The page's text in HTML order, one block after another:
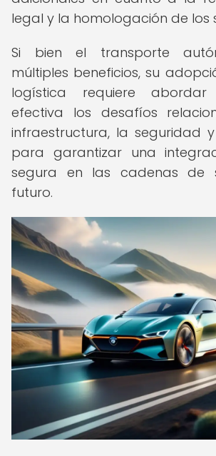
legal y la homologación de los
Si bien el transporte
múltiples beneficios, su
logística requiere
efectiva los desafíos
infraestructura, la seguridad
para garantizar una
segura en las cadenas de
futuro.